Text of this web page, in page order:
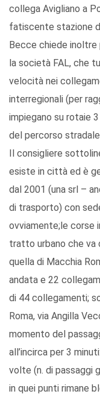
collega Avigliano a
fatiscente stazione
Becce chiede inoltre
la società FAL, che
velocità nei
interregionali (per
impiegano su rotaie
del percorso
Il consigliere
esiste in città ed è
dal 2001 (una srl –
di trasporto) con
ovviamente;le corse
tratto urbano che va
quella di Macchia
andata e 22
di 44 collegamenti;
Roma, via Angilla
momento del
all’incirca per 3
volte (n. di passaggi
in quei punti rimane